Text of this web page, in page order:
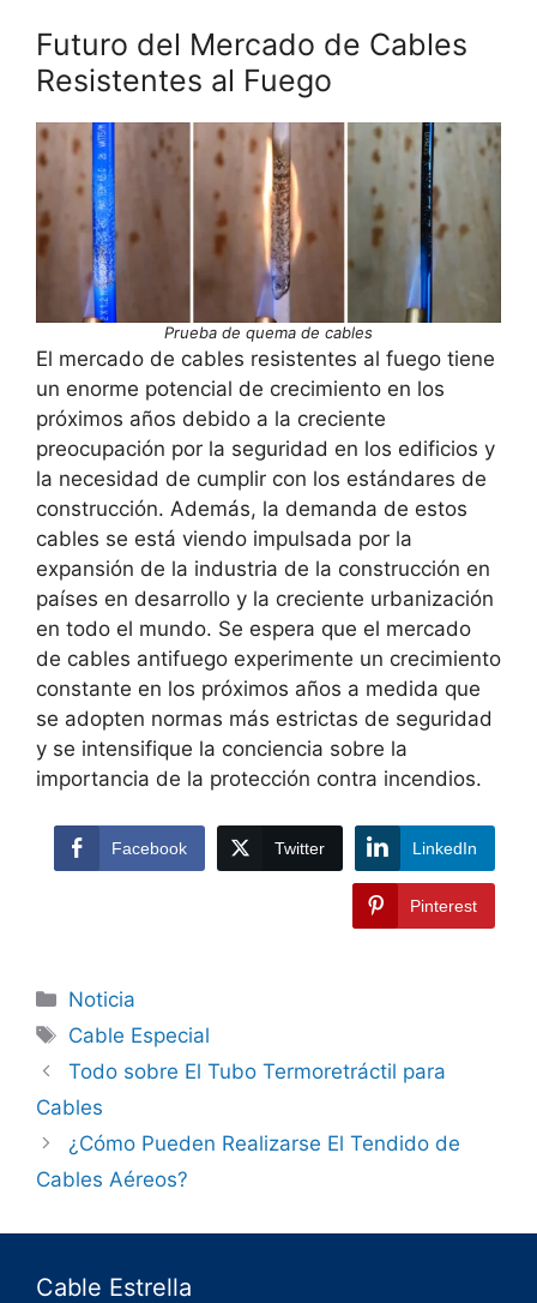
Futuro del Mercado de Cables
Resistentes al Fuego
Prueba de quema de cables
El mercado de cables resistentes al fuego tiene
un enorme potencial de crecimiento en los
próximos años debido a la creciente
preocupación por la seguridad en los edificios y
la necesidad de cumplir con los estándares de
construcción. Además, la demanda de estos
cables se está viendo impulsada por la
expansión de la industria de la construcción en
países en desarrollo y la creciente urbanización
en todo el mundo. Se espera que el mercado
de cables antifuego experimente un crecimiento
constante en los próximos años a medida que
se adopten normas más estrictas de seguridad
y se intensifique la conciencia sobre la
importancia de la protección contra incendios.
Facebook Twitter LinkedIn
Pinterest
Noticia
Cable Especial
Todo sobre El Tubo Termoretráctil para
Cables
¿Cómo Pueden Realizarse El Tendido de
Cables Aéreos?
Cable Estrella